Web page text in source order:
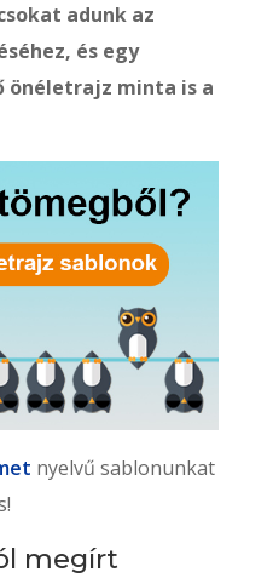
adunk az
és egy
önéletrajz minta is a
nyelvű sablonunkat
megírt